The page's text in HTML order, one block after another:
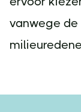
vanwege de